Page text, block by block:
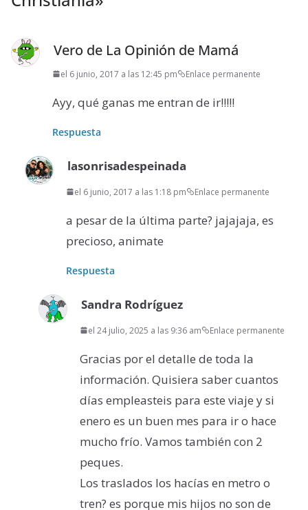
Vero de La Opinión de Mamá
el 6 junio, 2017 a las 12:45 pm Enlace permanente
Ayy, qué ganas me entran de ir!!!!!
Respuesta
lasonrisadespeinada
el 6 junio, 2017 a las 1:18 pm Enlace permanente
a pesar de la última parte? jajajaja, es
precioso, animate
Respuesta
Sandra Rodríguez
el 24 julio, 2025 a las 9:36 am Enlace permanente
Gracias por el detalle de toda la
información. Quisiera saber cuantos
días empleasteis para este viaje y si
enero es un buen mes para ir o hace
mucho frío. Vamos también con 2
peques.
Los traslados los hacías en metro o
tren? es porque mis hijos no son de